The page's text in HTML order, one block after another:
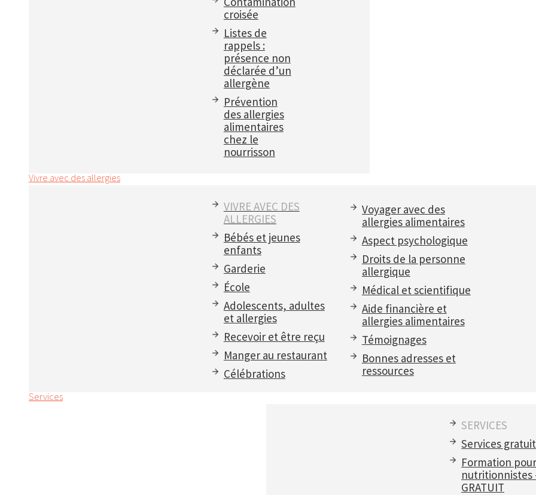
croisée
Listes de
rappels :
présence non
déclarée d’un
allergène
Prévention
des allergies
alimentaires
chez le
nourrisson
Vivre avec des allergies
VIVRE AVEC DES
ALLERGIES
Bébés et jeunes
enfants
Garderie
École
Adolescents, adultes
et allergies
Recevoir et être reçu
Manger au restaurant
Célébrations
Voyager avec des
allergies alimentaires
Aspect psychologique
Droits de la personne
allergique
Médical et scientifique
Aide financière et
allergies alimentaires
Témoignages
Bonnes adresses et
ressources
Services
SERVICES
Services
Formation pour
nutritionnistes
GRATUIT